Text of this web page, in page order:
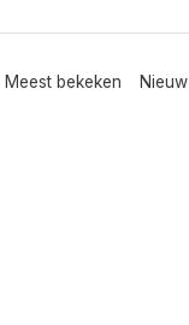
Meest bekeken Nieuw